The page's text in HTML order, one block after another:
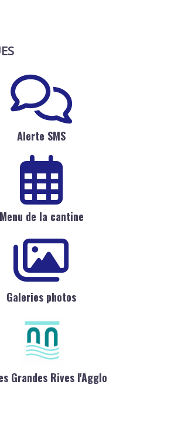
Alerte SMS
Menu de la cantine
Galeries photos
Grandes Rives l'Agglo